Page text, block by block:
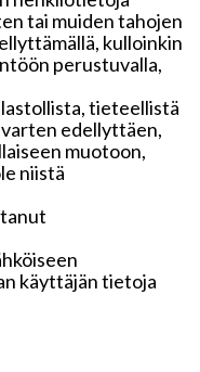
tai muiden tahojen
kulloinkin
perustuvalla,
tieteellistä
edellyttäen,
muotoon,
niistä
käyttäjän tietoja